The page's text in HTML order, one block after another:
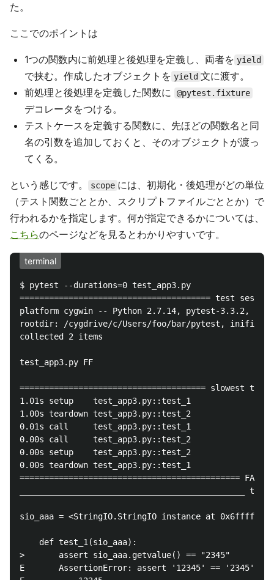
た。
ここでのポイントは
1つの関数内に前処理と後処理を定義し、両者を yield
で挟む。作成したオブジェクトを yield 文に渡す。
前処理と後処理を定義した関数に
@pytest.fixture
デコレータをつける。
テストケースを定義する関数に、先ほどの関数名と同
名の引数を追加しておくと、そのオブジェクトが渡っ
てくる。
という感じです。 scope には、初期化・後処理がどの単位
（テスト関数ごととか、スクリプトファイルごととか）で
行われるかを指定します。何が指定できるかについては、
こちらのページなどを見るとわかりやすいです。
terminal
$ pytest --durations=0 test_app3.py
======================================= test
platform cygwin -- Python 2.7.14, pytest-3.3.2, py-
rootdir: /cygdrive/c/Users/foo/bar/pytest, inifile:
collected 2 items
test_app3.py FF
====================================== slowest
1.01s setup    test_app3.py::test_1
1.00s teardown test_app3.py::test_2
0.01s call     test_app3.py::test_1
0.00s call     test_app3.py::test_2
0.00s setup    test_app3.py::test_2
0.00s teardown test_app3.py::test_1
=============================================
______________________________________________
sio_aaa = <StringIO.StringIO instance at
    def test_1(sio_aaa):
>       assert sio_aaa.getvalue() == "2345"
E       AssertionError: assert '12345' == '2345'